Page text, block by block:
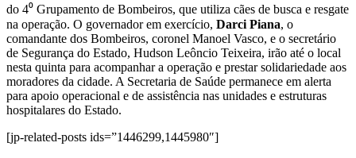
do 4⁰ Grupamento de Bombeiros, que utiliza cães de busca e resgate
na operação. O governador em exercício, Darci Piana, o
comandante dos Bombeiros, coronel Manoel Vasco, e o secretário
de Segurança do Estado, Hudson Leôncio Teixeira, irão até o local
nesta quinta para acompanhar a operação e prestar solidariedade aos
moradores da cidade. A Secretaria de Saúde permanece em alerta
para apoio operacional e de assistência nas unidades e estruturas
hospitalares do Estado.
[jp-related-posts ids=”1446299,1445980″]